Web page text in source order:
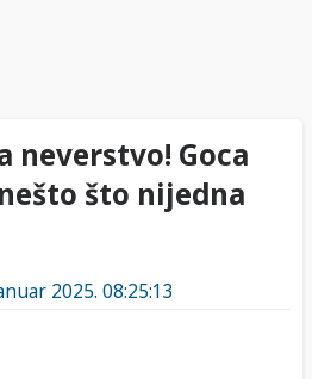
neverstvo! Goca
što nijedna
2025. 08:25:13